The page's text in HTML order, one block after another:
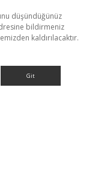
düşündüğünüz
bildirmeniz
kaldırılacaktır.